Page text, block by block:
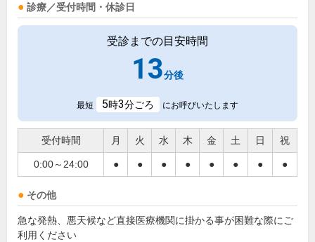
診療／受付時間・休診日
受診までの目安時間
13分後
最短 5時3分ごろ にお呼びいたします
受付時間 月 火 水 木 金 土 日 祝
0:00～24:00 ● ● ● ● ● ● ● ●
その他
急な発熱、悪天候など直接医療機関に掛かる事が困難な際にご
利用ください